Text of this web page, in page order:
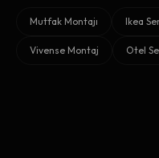
Mutfak Montajı Ikea
Vivense Montaj Otel